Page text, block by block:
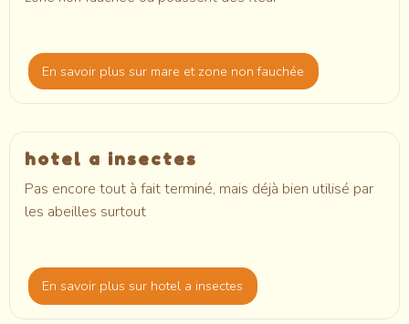
En savoir plussur mare et zone non fauchée
hotel a insectes
Pas encore tout à fait terminé, mais déjà bien utilisé par
les abeilles surtout
En savoir plussur hotel a insectes